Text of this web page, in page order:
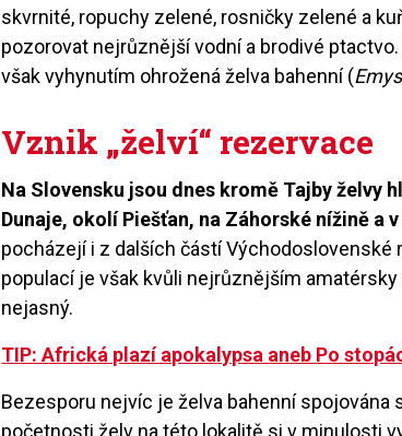
skvrnité, ropuchy zelené, rosničky zelené a
pozorovat nejrůznější vodní a brodivé
však vyhynutím ohrožená želva bahenní (
Vznik „želví“ rezervace
Na Slovensku jsou dnes kromě Tajby želvy
Dunaje, okolí Piešťan, na Záhorské nížině a
pocházejí i z dalších částí Východoslovenské
populací je však kvůli nejrůznějším
nejasný.
TIP: Africká plazí apokalypsa aneb Po
Bezesporu nejvíc je želva bahenní spojována
početnosti želv na této lokalitě si v minulosti